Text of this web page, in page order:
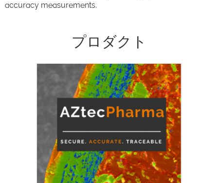
accuracy measurements.
プロダクト
製薬およびバイオメディカル業界では、紙
媒体と同等の信頼性の高い電子記録がEDS
AZtecPharmaは、製薬およびバイオメデ
ィカル業界の高まる要求に対応できるよう
設計されています。: